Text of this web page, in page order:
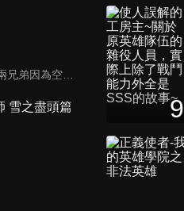
龍一與虎太郎兩兄弟因為空難而失去雙親。他們被同樣在空難中失去兒子與兒媳的森之宮學園的理事長所收留。可是收留的條件是龍一必須在學園內的保育室擔任保母。學園特地為了媽媽老師們設置了保育室，並且為了彌補保育室人力不足的窘況而成立了保母社，龍一順理成章的成為保母社的1號社員。
9